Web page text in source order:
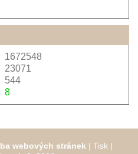
8
1672548
23071
544
webových stránek | Tisk |